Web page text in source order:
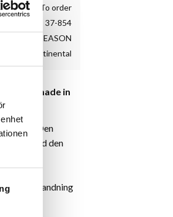
To order
37-854
GP4SEASON
Continental
(Handmade in
väglag. Den
med den
blandning